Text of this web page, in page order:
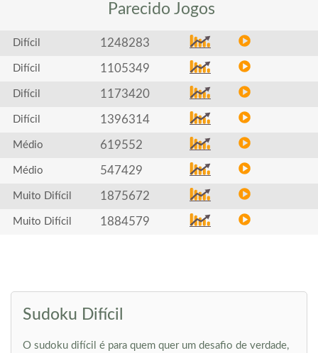
Parecido Jogos
Difícil 1248283
Difícil 1105349
Difícil 1173420
Difícil 1396314
Médio 619552
Médio 547429
Muito Difícil 1875672
Muito Difícil 1884579
Sudoku Difícil
O sudoku difícil é para quem quer um desafio de verdade,